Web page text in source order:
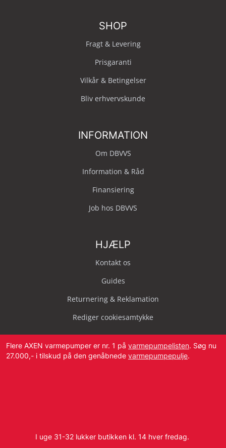
SHOP
Fragt & Levering
Prisgaranti
Vilkår & Betingelser
Bliv erhvervskunde
INFORMATION
Om DBVVS
Information & Råd
Finansiering
Job hos DBVVS
HJÆLP
Kontakt os
Guides
Returnering & Reklamation
Rediger cookiesamtykke
E-mail:info@dbvvs.dk
Flere AXEN varmepumper er nr. 1 på varmepumpelisten. Søg nu
27.000,- i tilskud på den genåbnede varmepumpepulje.
I uge 31-32 lukker butikken kl. 14 hver fredag.